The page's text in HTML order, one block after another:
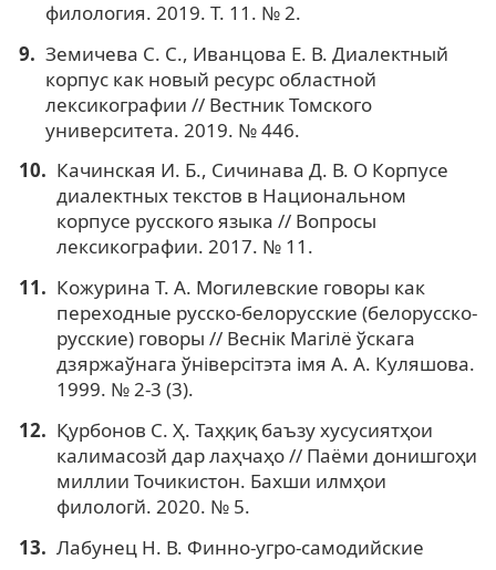
филология. 2019. Т. 11. № 2.
Земичева С. С., Иванцова Е. В. Диалектный
корпус как новый ресурс областной
лексикографии // Вестник Томского
университета. 2019. № 446.
Качинская И. Б., Сичинава Д. В. О Корпусе
диалектных текстов в Национальном
корпусе русского языка // Вопросы
лексикографии. 2017. № 11.
Кожурина Т. А. Могилевские говоры как
переходные русско-белорусские (белорусско-
русские) говоры // Веснiк Maгiлё ўскага
дзяржаўнага ўнiверсiтэта iмя А. А. Куляшова.
1999. № 2-3 (3).
Қурбонов С. Ҳ. Таҳқиқ баъзу хусусиятҳои
калимасозй дар лаҳчаҳо // Паёми донишгоҳи
миллии Точикистон. Бахши илмҳои
филологй. 2020. № 5.
Лабунец Н. В. Финно-угро-самодийские